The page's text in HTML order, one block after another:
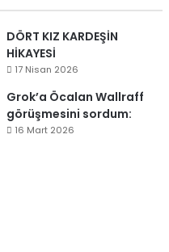
DÖRT KIZ KARDEŞİN
HİKAYESİ
17 Nisan 2026
Grok’a Öcalan Wallraff
görüşmesini sordum:
16 Mart 2026